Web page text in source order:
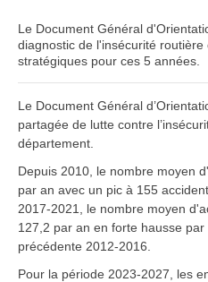
Le Document Général
diagnostic de l'insécurité
stratégiques pour ces 5 années.
Le Document Général
partagée de lutte contre
département.
Depuis 2010, le nombre moyen
par an avec un pic à 155
2017-2021, le nombre moyen
127,2 par an en forte hausse
précédente 2012-2016.
Pour la période 2023-2027, les